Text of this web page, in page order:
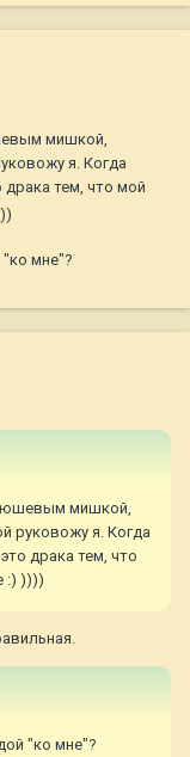
мишкой,
я. Когда
драка тем, что мой
"ко мне"?
мишкой,
руковожу я. Когда
драка тем, что
:) ))))
"ко мне"?